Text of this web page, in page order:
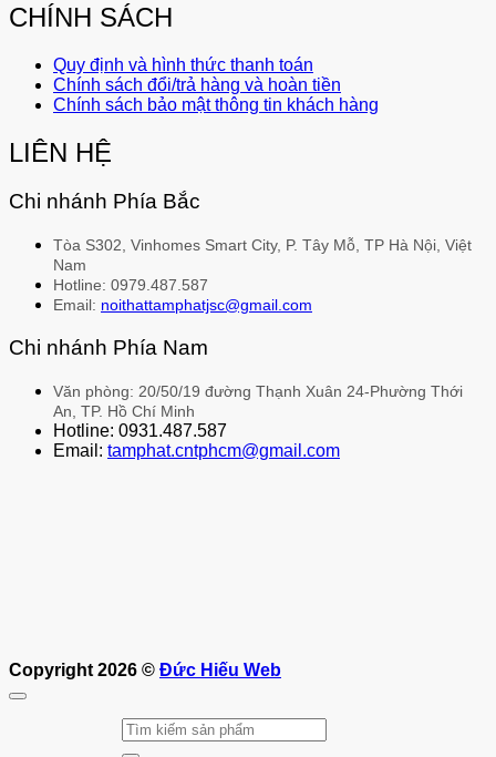
CHÍNH SÁCH
Quy định và hình thức thanh toán
Chính sách đổi/trả hàng và hoàn tiền
Chính sách bảo mật thông tin khách hàng
LIÊN HỆ
Chi nhánh Phía Bắc
Tòa S302, Vinhomes Smart City, P. Tây Mỗ, TP Hà Nội, Việt
Nam
Hotline: 0979.487.587
Email: noithattamphatjsc@gmail.com
Chi nhánh Phía Nam
Văn phòng: 20/50/19 đường Thạnh Xuân 24-Phường Thới
An, TP. Hồ Chí Minh
Hotline: 0931.487.587
Email: tamphat.cntphcm@gmail.com
Copyright 2026 © Đức Hiếu Web
Tìm
kiếm: